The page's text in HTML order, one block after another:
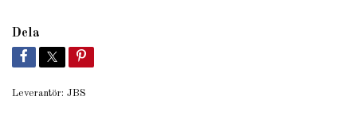
Dela
Leverantör: JBS